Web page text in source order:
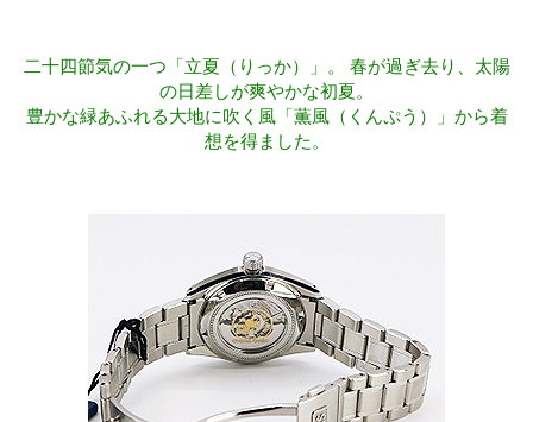
二十四節気の一つ「立夏（りっか）」。 春が過ぎ去り、太陽
の日差しが爽やかな初夏。
豊かな緑あふれる大地に吹く風「薫風（くんぷう）」から着
想を得ました。